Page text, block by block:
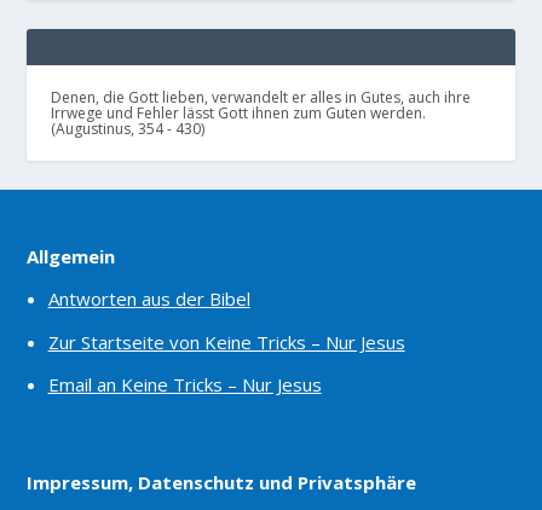
Denen, die Gott lieben, verwandelt er alles in Gutes, auch ihre
Irrwege und Fehler lässt Gott ihnen zum Guten werden.
(Augustinus, 354 - 430)
Allgemein
Antworten aus der Bibel
Zur Startseite von Keine Tricks – Nur Jesus
Email an Keine Tricks – Nur Jesus
Impressum, Datenschutz und Privatsphäre